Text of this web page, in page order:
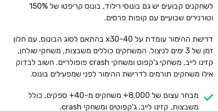
לשחקנים קבועים יש גם בונוסי רילוד, בונוס קריפטו של 150%
וטורנירים שבועיים עם קופות פרסים.
דרישת ההימור עומדת על x30-40 בהתאם לסוג הבונוס, עם חלון
זמן של 3 ימים לניצול. המשחקים כוללים משבצות, משחקי שולחן,
קזינו לייב, משחקי ג'קפוט ומשחקי crash פופולריים. חשוב לבדוק
אילו משחקים תורמים לדרישת ההימור לפני שמפעילים בונוס.
מבחר עצום של 8,000+ משחקים מ-40+ ספקים, כולל
משבצות, קזינו לייב, ג'קפוטים ומשחקי crash.